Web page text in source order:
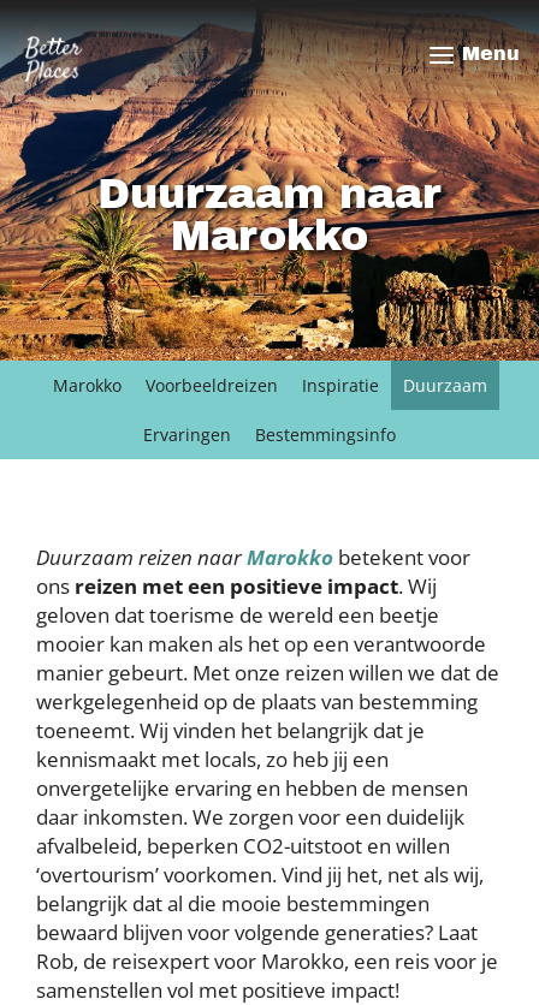
Overslaan
en
naar
de
inhoud
gaan
Duurzaam naar
Marokko
Menu
Marokko Voorbeeldreizen Inspiratie Duurzaam
Ervaringen Bestemmingsinfo
Duurzaam reizen naarMarokko betekent voor
ons reizen met een positieve impact. Wij
geloven dat toerisme de wereld een beetje
mooier kan maken als het op een verantwoorde
manier gebeurt. Met onze reizen willen we dat de
werkgelegenheid op de plaats van bestemming
toeneemt. Wij vinden het belangrijk dat je
kennismaakt met locals, zo heb jij een
onvergetelijke ervaring en hebben de mensen
daar inkomsten. We zorgen voor een duidelijk
afvalbeleid, beperken CO2-uitstoot en willen
‘overtourism’ voorkomen. Vind jij het, net als wij,
belangrijk dat al die mooie bestemmingen
bewaard blijven voor volgende generaties? Laat
Rob, de reisexpert voor Marokko, een reis voor je
samenstellen vol met positieve impact!